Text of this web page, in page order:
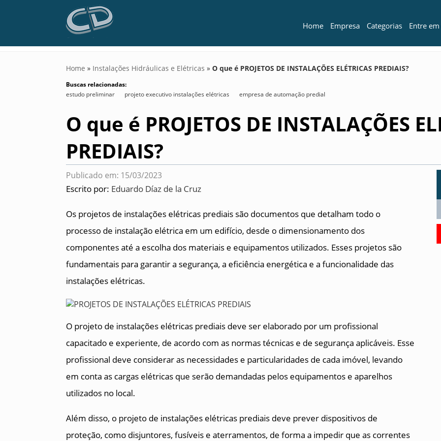
Home Empresa Categorias Entre
Home » Instalações Hidráulicas e Elétricas »O que é PROJETOS DE INSTALAÇÕES ELÉTRICAS PREDIAIS?
Buscas relacionadas:
estudo preliminar
projeto executivo instalações elétricas empresa de automação predial
O que é PROJETOS DE INSTALAÇÕES
PREDIAIS?
Publicado em: 15/03/2023
Escrito por: Eduardo Díaz de la Cruz
Os projetos de instalações elétricas prediais são documentos que detalham todo o
processo de instalação elétrica em um edifício, desde o dimensionamento dos
componentes até a escolha dos materiais e equipamentos utilizados. Esses projetos são
fundamentais para garantir a segurança, a eficiência energética e a funcionalidade das
instalações elétricas.
O projeto de instalações elétricas prediais deve ser elaborado por um profissional
capacitado e experiente, de acordo com as normas técnicas e de segurança aplicáveis. Esse
profissional deve considerar as necessidades e particularidades de cada imóvel, levando
em conta as cargas elétricas que serão demandadas pelos equipamentos e aparelhos
utilizados no local.
Além disso, o projeto de instalações elétricas prediais deve prever dispositivos de
proteção, como disjuntores, fusíveis e aterramentos, de forma a impedir que as correntes